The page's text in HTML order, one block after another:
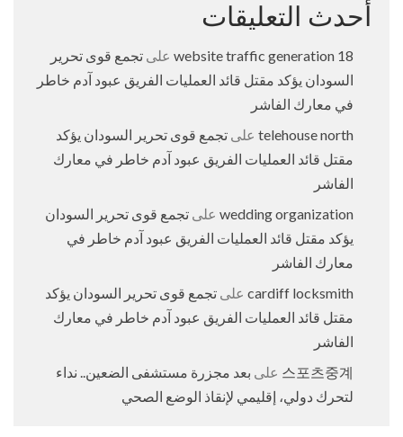
أحدث التعليقات
18 website traffic generation على تجمع قوى تحرير
السودان يؤكد مقتل قائد العمليات الفريق عبود آدم خاطر
في معارك الفاشر
telehouse north على تجمع قوى تحرير السودان يؤكد
مقتل قائد العمليات الفريق عبود آدم خاطر في معارك
الفاشر
wedding organization على تجمع قوى تحرير السودان
يؤكد مقتل قائد العمليات الفريق عبود آدم خاطر في
معارك الفاشر
cardiff locksmith على تجمع قوى تحرير السودان يؤكد
مقتل قائد العمليات الفريق عبود آدم خاطر في معارك
الفاشر
스포츠중계 على بعد مجزرة مستشفى الضعين.. نداء
لتحرك دولي، إقليمي لإنقاذ الوضع الصحي